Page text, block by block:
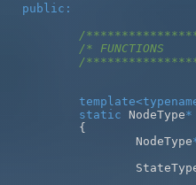
public :
/
/*
/
template<
static NodeType*
{
		NodeType